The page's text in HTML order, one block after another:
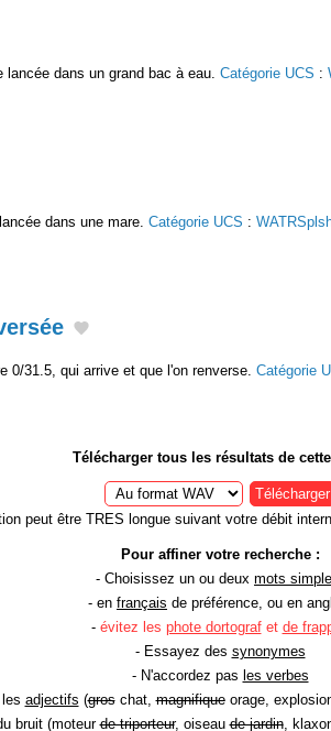
dans un grand bac à eau. Catégorie UCS :
dans une mare. Catégorie UCS :
0/31.5, qui arrive et que l'on renverse. Catégorie
Télécharger tous les résultats de
Télécharger
peut être TRES longue suivant votre débit
Pour affiner votre recherche :
- Choisissez un ou deux mots
- en français de préférence, ou en
- évitez les phote dortografet de
- Essayez des synonymes
- N'accordez pas les verbes
adjectifs (groschat,magnifiqueorage,
bruit (moteurde triporteur, oiseaude jardin,